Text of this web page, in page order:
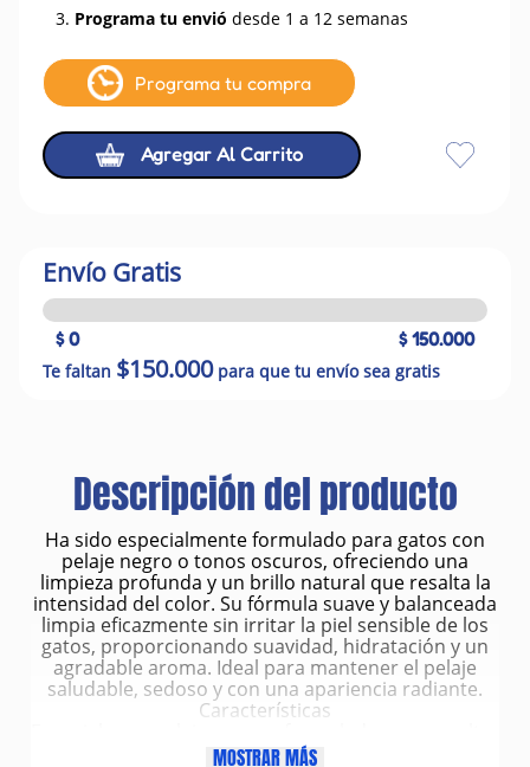
3. Programa tu envió desde 1 a 12 semanas
Programa tu compra
Agregar Al Carrito
Envío Gratis
$ 0 $ 150.000
Te faltan $150.000para que tu envío sea gratis
Descripción del producto
Ha sido especialmente formulado para gatos con
pelaje negro o tonos oscuros, ofreciendo una
limpieza profunda y un brillo natural que resalta la
intensidad del color. Su fórmula suave y balanceada
limpia eficazmente sin irritar la piel sensible de los
gatos, proporcionando suavidad, hidratación y un
agradable aroma. Ideal para mantener el pelaje
saludable, sedoso y con una apariencia radiante.
Características
el brillo y la profundidad del color negro o gris
MOSTRAR MÁS